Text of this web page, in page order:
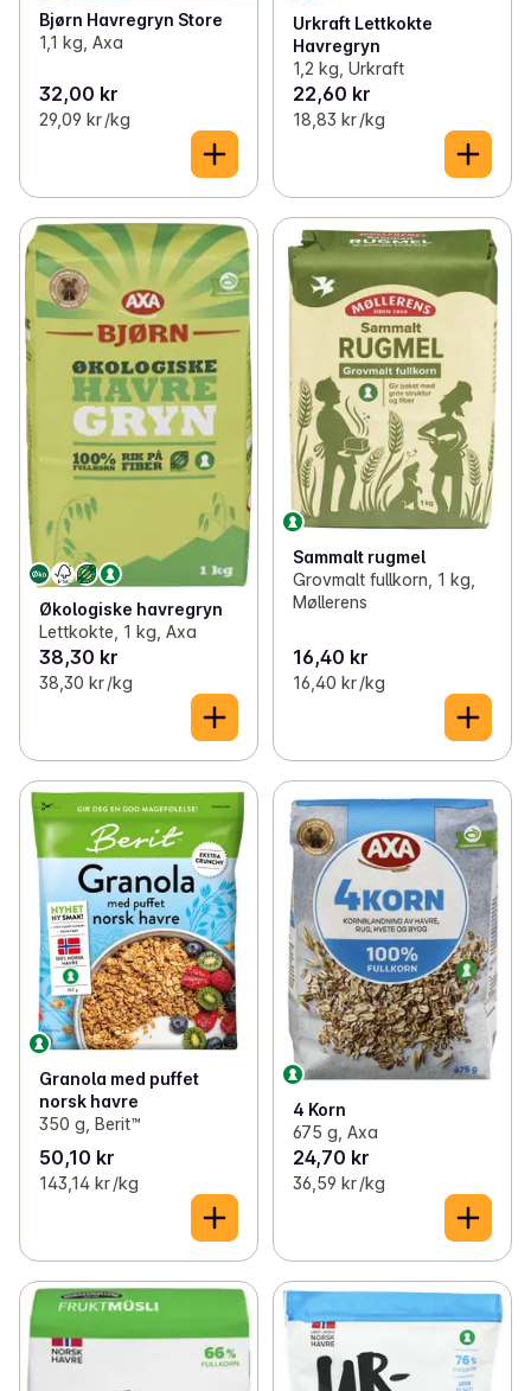
Bjørn Havregryn Store
1,1 kg, Axa
32,00 kr
29,09 kr /kg
Urkraft Lettkokte
Havregryn
1,2 kg, Urkraft
22,60 kr
18,83 kr /kg
Økologiske havregryn
Lettkokte, 1 kg, Axa
38,30 kr
38,30 kr /kg
Sammalt rugmel
Grovmalt fullkorn, 1 kg,
Møllerens
16,40 kr
16,40 kr /kg
Granola med puffet
norsk havre
350 g, Berit™
50,10 kr
143,14 kr /kg
4 Korn
675 g, Axa
24,70 kr
36,59 kr /kg